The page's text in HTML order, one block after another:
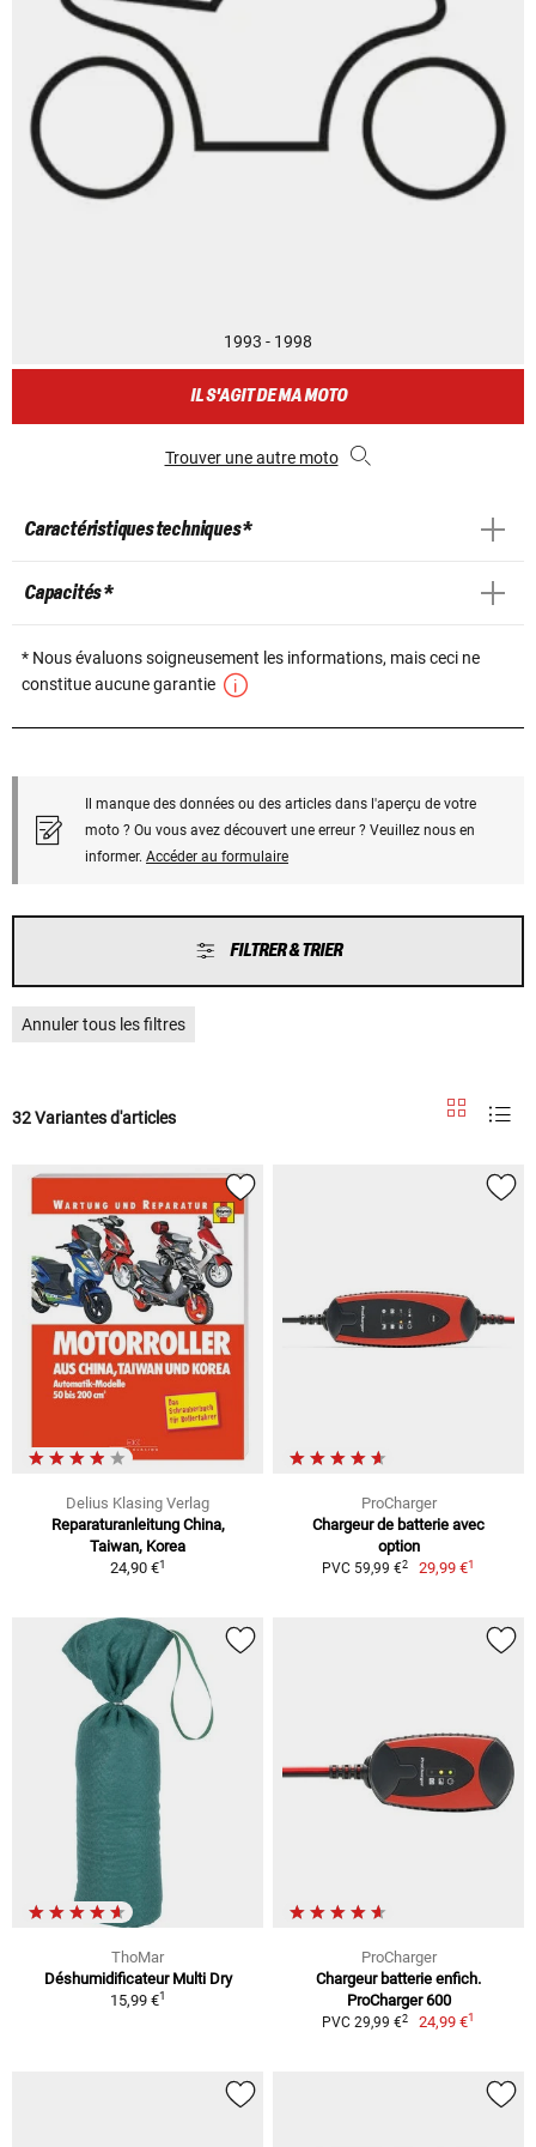
1993 - 1998
IL S'AGIT DE MA MOTO
Trouver une autre moto
Caractéristiques techniques *
Capacités *
* Nous évaluons soigneusement les informations, mais ceci ne
constitue aucune garantie
Il manque des données ou des articles dans l'aperçu de votre
moto ? Ou vous avez découvert une erreur ? Veuillez nous en
informer. Accéder au formulaire
FILTRER & TRIER
Annuler tous les filtres
32 Variantes d'articles
Delius Klasing Verlag
Reparaturanleitung China,
Taiwan, Korea
24,90 €1
ProCharger
Chargeur de batterie avec
option
PVC 59,99 €2 29,99 €1
ThoMar
Déshumidificateur Multi Dry
15,99 €1
ProCharger
Chargeur batterie enfich.
ProCharger 600
PVC 29,99 €2 24,99 €1